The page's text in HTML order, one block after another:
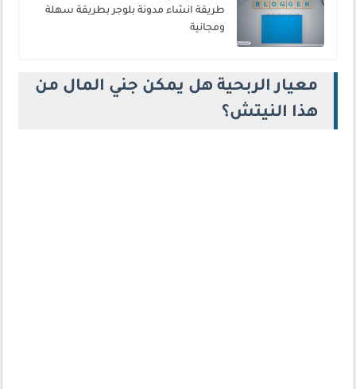
طريقة انشاء مدونة بلوجر بطريقة سهلة
ومجانية
معيار الربحية هل يمكن جني المال من
هذا النيتش؟